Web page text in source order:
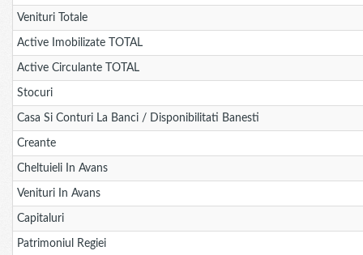
Venituri Totale
Active Imobilizate TOTAL
Active Circulante TOTAL
Stocuri
Casa Si Conturi La Banci / Disponibilitati Banesti
Creante
Cheltuieli In Avans
Venituri In Avans
Capitaluri
Patrimoniul Regiei